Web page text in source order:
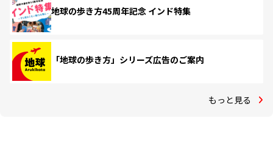
地球の歩き方45周年記念 インド特集
「地球の歩き方」シリーズ広告のご案内
もっと見る